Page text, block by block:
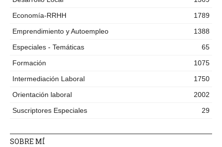
Economía-RRHH
1789
Emprendimiento y Autoempleo
1388
Especiales - Temáticas
65
Formación
1075
Intermediación Laboral
1750
Orientación laboral
2002
Suscriptores Especiales
29
SOBRE MÍ